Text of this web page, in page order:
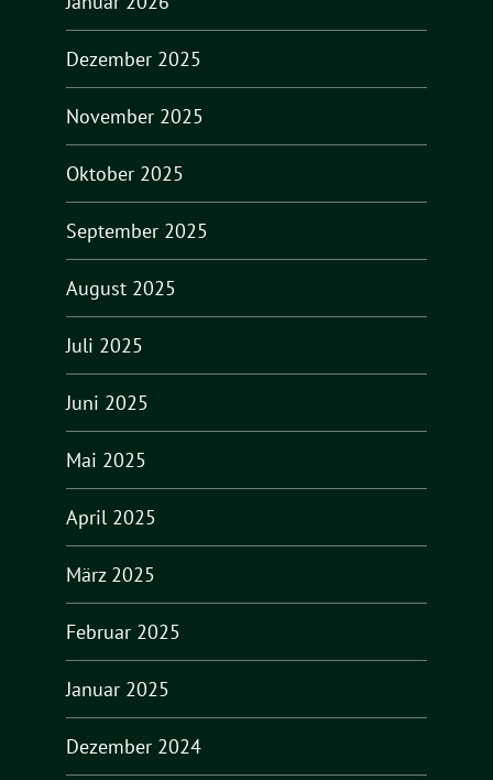
Dezember 2025
November 2025
Oktober 2025
September 2025
August 2025
Juli 2025
Juni 2025
Mai 2025
April 2025
März 2025
Februar 2025
Januar 2025
Dezember 2024